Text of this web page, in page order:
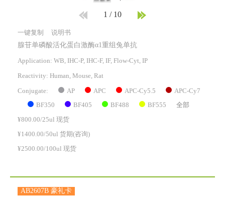
1 / 10
一键复制 说明书
腺苷单磷酸活化蛋白激酶α1重组兔单抗
Application: WB, IHC-P, IHC-F, IF, Flow-Cyt, IP
Reactivity: Human, Mouse, Rat
Conjugate: AP APC APC-Cy5.5 APC-Cy7
BF350 BF405 BF488 BF555 全部
¥800.00/25ul 现货
¥1400.00/50ul 货期(咨询)
¥2500.00/100ul 现货
AB2607B 豪礼卡